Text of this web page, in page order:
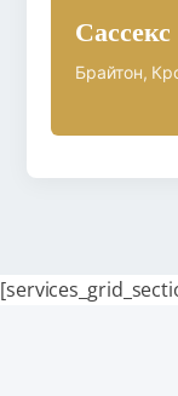
Сассекс
Брайтон,